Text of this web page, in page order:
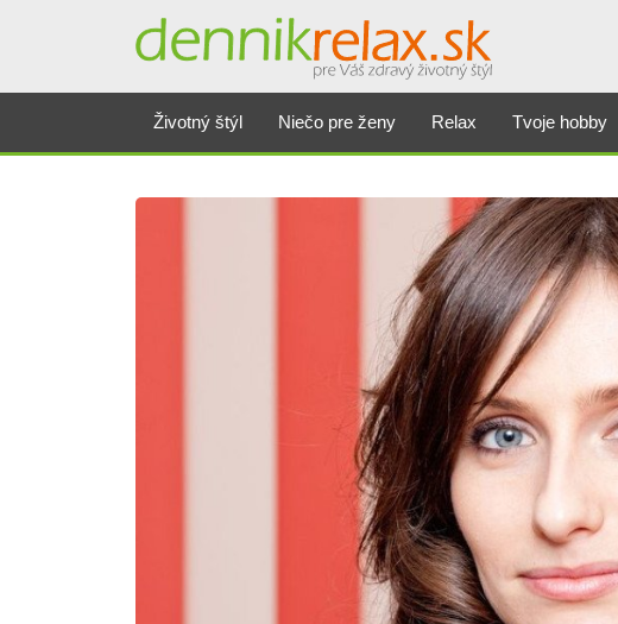
Životný štýl Niečo pre ženy Relax Tvoje hobby